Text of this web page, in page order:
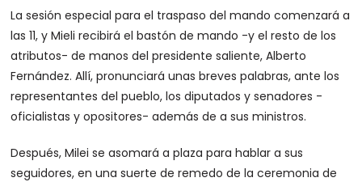
La sesión especial para el traspaso del mando comenzará a
las 11, y Mieli recibirá el bastón de mando -y el resto de los
atributos- de manos del presidente saliente, Alberto
Fernández. Allí, pronunciará unas breves palabras, ante los
representantes del pueblo, los diputados y senadores -
oficialistas y opositores- además de a sus ministros.
Después, Milei se asomará a plaza para hablar a sus
seguidores, en una suerte de remedo de la ceremonia de